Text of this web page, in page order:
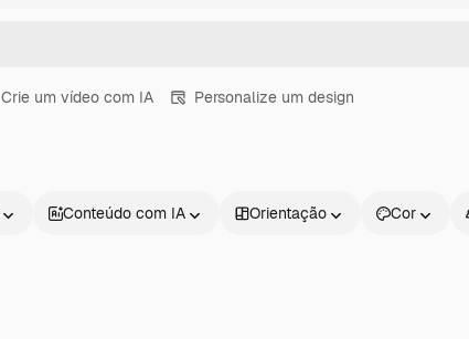
Crie um vídeo com IA Personalize um design
Conteúdo com IA Orientação Cor